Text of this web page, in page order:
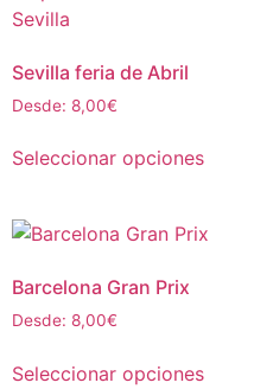
Sevilla feria de Abril
Desde: 8,00€
Seleccionar opciones
Barcelona Gran Prix
Desde: 8,00€
Seleccionar opciones